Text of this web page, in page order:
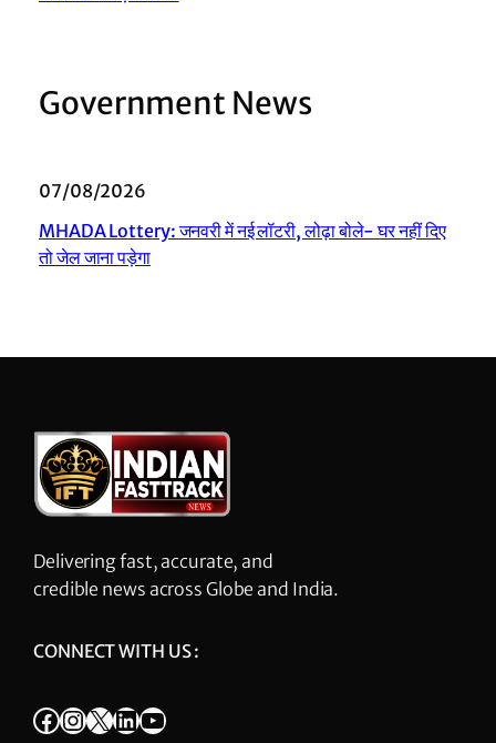
Government News
07/08/2026
MHADA Lottery: जनवरी में नई लॉटरी, लोढ़ा बोले- घर नहीं दिए
तो जेल जाना पड़ेगा
Delivering fast, accurate, and
credible news across Globe and India.
CONNECT WITH US :
Facebook InstagramX LinkedIn YouTube